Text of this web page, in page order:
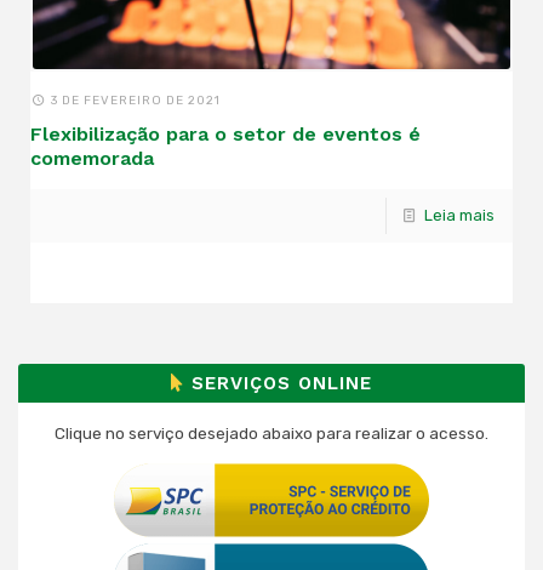
3 DE FEVEREIRO DE 2021
Flexibilização para o setor de eventos é
comemorada
Leia mais
SERVIÇOS ONLINE
Clique no serviço desejado abaixo para realizar o acesso.